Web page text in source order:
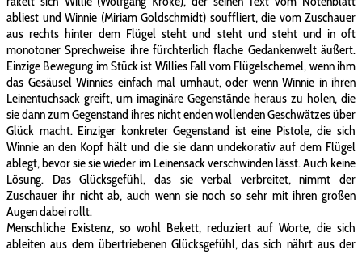
abliest und Winnie (Miriam Goldschmidt) souffliert, die vom Zuschauer
aus rechts hinter dem Flügel steht und steht und steht und in oft
monotoner Sprechweise ihre fürchterlich flache Gedankenwelt äußert.
Einzige Bewegung im Stück ist Willies Fall vom Flügelschemel, wenn ihm
das Gesäusel Winnies einfach mal umhaut, oder wenn Winnie in ihren
Leinentuchsack greift, um imaginäre Gegenstände heraus zu holen, die
sie dann zum Gegenstand ihres nicht enden wollenden Geschwätzes über
Glück macht. Einziger konkreter Gegenstand ist eine Pistole, die sich
Winnie an den Kopf hält und die sie dann undekorativ auf dem Flügel
ablegt, bevor sie sie wieder im Leinensack verschwinden lässt. Auch keine
Lösung. Das Glücksgefühl, das sie verbal verbreitet, nimmt der
Zuschauer ihr nicht ab, auch wenn sie noch so sehr mit ihren großen
Augen dabei rollt.
Menschliche Existenz, so wohl Bekett, reduziert auf Worte, die sich
ableiten aus dem übertriebenen Glücksgefühl, das sich nährt aus der